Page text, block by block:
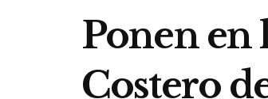
Ponen en
Costero